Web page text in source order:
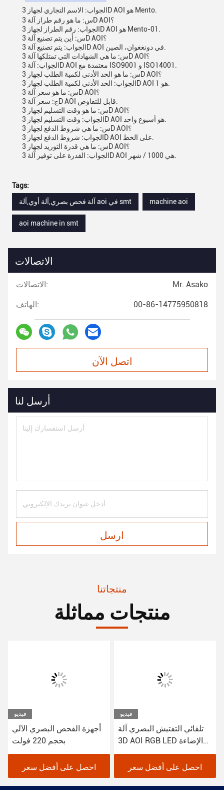
الجواب: الاسم التجاري لجهاز 3D AOI هو Mento.
س: ما هو رقم طراز آلة 3D AOI؟
الجواب: رقم الطراز لجهاز 3D AOI هو Mento-01.
س: أين يتم تصنيع آلة 3D AOI؟
س: ما هي الشهادات التي تمتلكها آلة 3D AOI؟
الجواب: آلة 3D AOI معتمدة مع ISO9001 و ISO14001.
س: ما هو الحد الأدنى لكمية الطلب لجهاز 3D AOI؟
س: ما هو سعر آلة 3D AOI؟
س: ما هو وقت التسليم لجهاز 3D AOI؟
س: ما هي شروط الدفع لجهاز 3D AOI؟
س: ما هي قدرة التوريد لجهاز 3D AOI؟
Tags:
آلة فحص بصري,آلة أوي,آلة aoi في smt
machine aoi
aoi machine in smt
الاتصالات
الاتصالات: Mr. Asako
الهاتف: 00-86-14775950818
اتصل الآن
أرسل لنا
ارسل
منتجاتنا
منتجات مماثلة
فيديو
أجهزة الفحص البصري الآلي
بحجم 220 فولت
احصل على أفضل سعر
فيديو
تلقائي التفتيش البصري آلة
3D AOI RGB LED الإضاءة
1100Kg
احصل على أفضل سعر